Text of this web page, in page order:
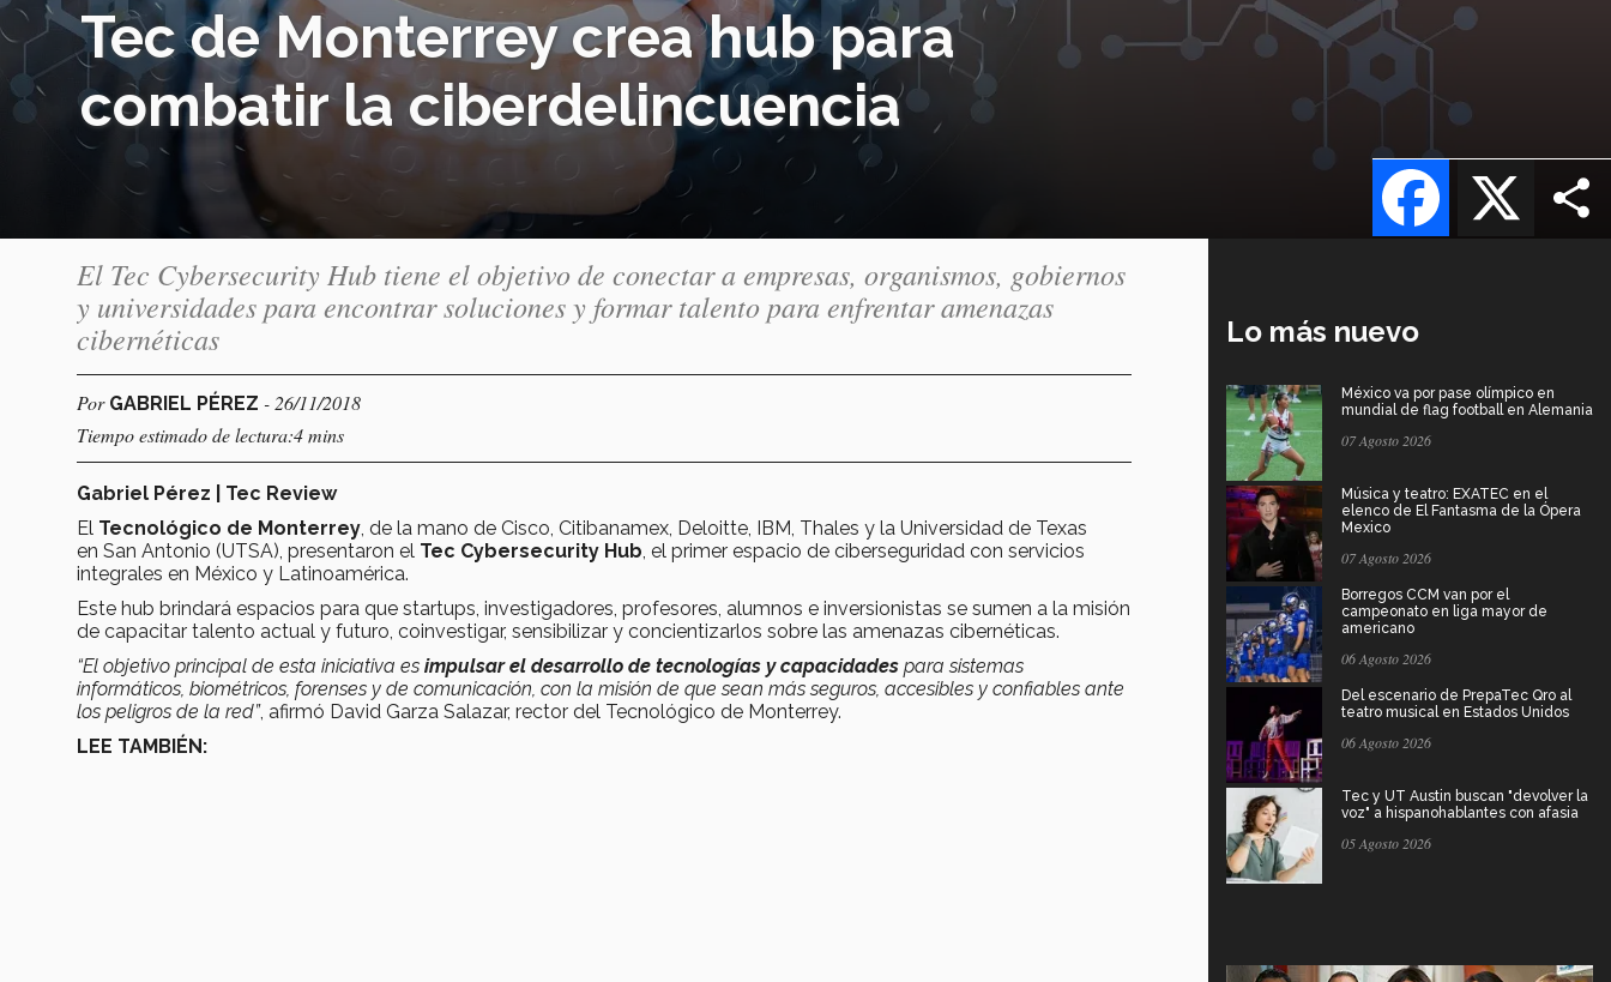
Tec de Monterrey crea hub para
combatir la ciberdelincuencia
X
Facebook
El Tec Cybersecurity Hub tiene el objetivo de conectar a empresas, organismos, gobiernos
y universidades para encontrar soluciones y formar talento para enfrentar amenazas
cibernéticas
Por GABRIEL PÉREZ - 26/11/2018
Tiempo estimado de lectura:4 mins
Gabriel Pérez | Tec Review
El Tecnológico de Monterrey , de la mano de Cisco, Citibanamex, Deloitte, IBM, Thales y la Universidad de Texas
en San Antonio (UTSA), presentaron el Tec Cybersecurity Hub , el primer espacio de ciberseguridad con servicios
integrales en México y Latinoamérica.
Este hub brindará espacios para que startups, investigadores, profesores, alumnos e inversionistas se sumen a la misión
de capacitar talento actual y futuro, coinvestigar, sensibilizar y concientizarlos sobre las amenazas cibernéticas.
“El objetivo principal de esta iniciativa es impulsar el desarrollo de tecnologías y capacidades para sistemas
informáticos, biométricos, forenses y de comunicación, con la misión de que sean más seguros, accesibles y confiables ante
los peligros de la red”, afirmó David Garza Salazar, rector del Tecnológico de Monterrey.
LEE TAMBIÉN:
Lo más nuevo
México va por pase olímpico en
mundial de flag football en Alemania
07 Agosto 2026
Música y teatro: EXATEC en el
elenco de El Fantasma de la Ópera
Mexico
07 Agosto 2026
Borregos CCM van por el
campeonato en liga mayor de
americano
06 Agosto 2026
Del escenario de PrepaTec Qro al
teatro musical en Estados Unidos
06 Agosto 2026
Tec y UT Austin buscan "devolver la
voz" a hispanohablantes con afasia
05 Agosto 2026